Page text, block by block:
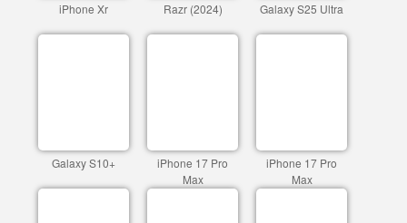
iPhone Xr Razr (2024) Galaxy S25 Ultra
Galaxy S10+
iPhone 17 Pro
Max
iPhone 17 Pro
Max